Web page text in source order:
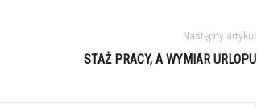
Następny artykuł
STAŻ PRACY, A WYMIAR URLOPU